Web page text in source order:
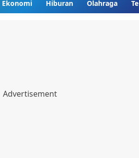
Ekonomi Hiburan Olahraga